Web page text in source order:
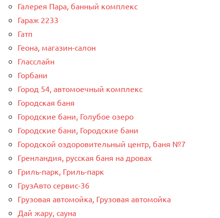
Галерея Пара, банный комплекс
Гараж 2233
Гатп
Геона, магазин-салон
Гласслайн
Горбани
Город 54, автомоечный комплекс
Городская баня
Городские бани, Голубое озеро
Городские бани, Городские бани
Городской оздоровительный центр, баня №7
Гренландия, русская баня на дровах
Гриль-парк, Гриль-парк
ГрузАвто сервис-36
Грузовая автомойка, Грузовая автомойка
Дай жару, сауна